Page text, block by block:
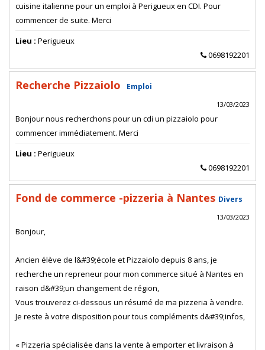
cuisine italienne pour un emploi à Perigueux en CDI. Pour
commencer de suite. Merci
Lieu : Perigueux
0698192201
Recherche Pizzaiolo Emploi
13/03/2023
Bonjour nous recherchons pour un cdi un pizzaiolo pour
commencer immédiatement. Merci
Lieu : Perigueux
0698192201
Fond de commerce -pizzeria à Nantes Divers
13/03/2023
Bonjour,
Ancien élève de l&#39;école et Pizzaiolo depuis 8 ans, je
recherche un repreneur pour mon commerce situé à Nantes en
raison d&#39;un changement de région,
Vous trouverez ci-dessous un résumé de ma pizzeria à vendre.
Je reste à votre disposition pour tous compléments d&#39;infos,
« Pizzeria spécialisée dans la vente à emporter et livraison à